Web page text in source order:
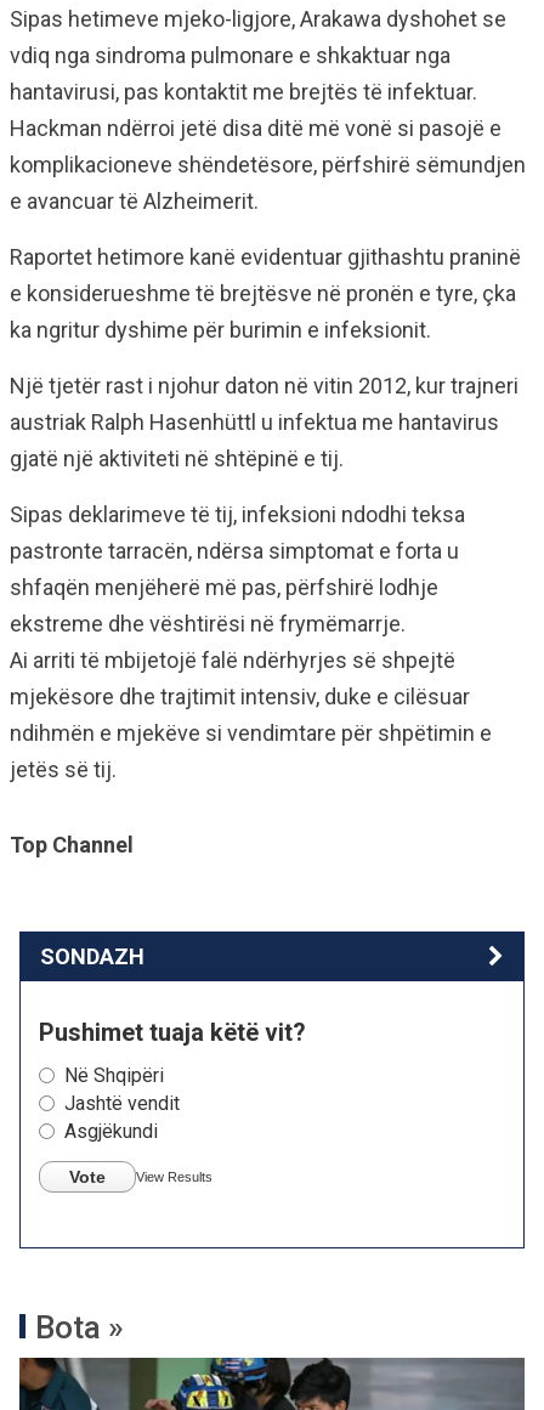
Sipas hetimeve mjeko-ligjore, Arakawa dyshohet se
vdiq nga sindroma pulmonare e shkaktuar nga
hantavirusi, pas kontaktit me brejtës të infektuar.
Hackman ndërroi jetë disa ditë më vonë si pasojë e
komplikacioneve shëndetësore, përfshirë sëmundjen
e avancuar të Alzheimerit.
Raportet hetimore kanë evidentuar gjithashtu praninë
e konsiderueshme të brejtësve në pronën e tyre, çka
ka ngritur dyshime për burimin e infeksionit.
Një tjetër rast i njohur daton në vitin 2012, kur trajneri
austriak Ralph Hasenhüttl u infektua me hantavirus
gjatë një aktiviteti në shtëpinë e tij.
Sipas deklarimeve të tij, infeksioni ndodhi teksa
pastronte tarracën, ndërsa simptomat e forta u
shfaqën menjëherë më pas, përfshirë lodhje
ekstreme dhe vështirësi në frymëmarrje.
Ai arriti të mbijetojë falë ndërhyrjes së shpejtë
mjekësore dhe trajtimit intensiv, duke e cilësuar
ndihmën e mjekëve si vendimtare për shpëtimin e
jetës së tij.
Top Channel
SONDAZH
Pushimet tuaja këtë vit?
Në Shqipëri
Jashtë vendit
Asgjëkundi
Vote View Results
Bota »